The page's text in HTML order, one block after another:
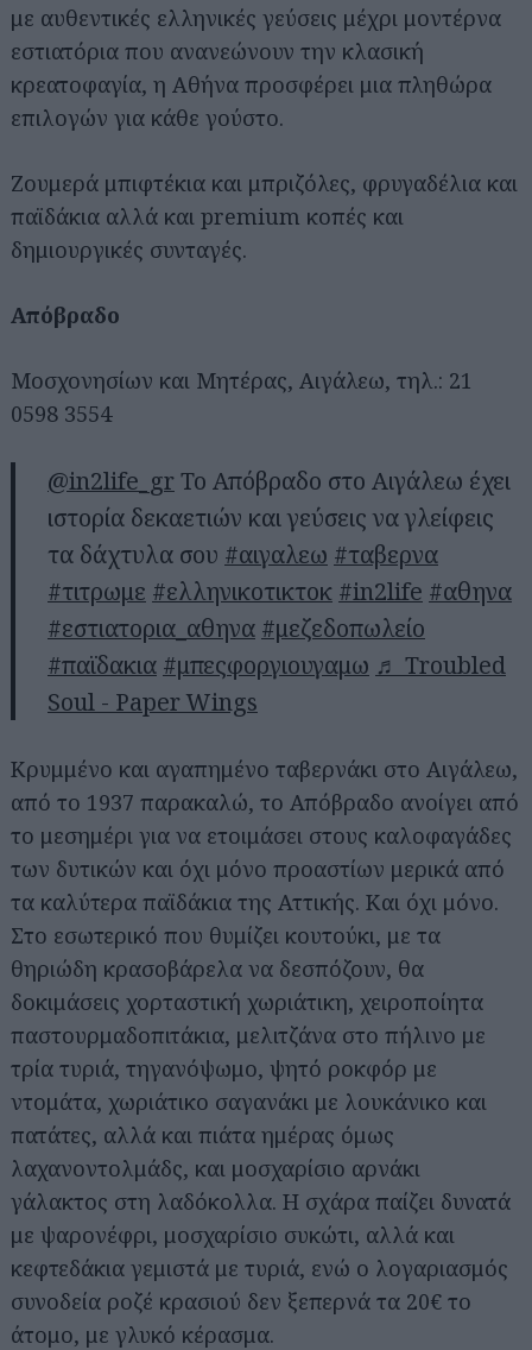
με αυθεντικές ελληνικές γεύσεις μέχρι μοντέρνα
εστιατόρια που ανανεώνουν την κλασική
κρεατοφαγία, η Αθήνα προσφέρει μια πληθώρα
επιλογών για κάθε γούστο.
Ζουμερά μπιφτέκια και μπριζόλες, φρυγαδέλια και
παϊδάκια αλλά και premium κοπές και
δημιουργικές συνταγές.
Απόβραδο
Μοσχονησίων και Μητέρας, Αιγάλεω, τηλ.: 21
0598 3554
@in2life_grΤο Απόβραδο στο Αιγάλεω έχει
ιστορία δεκαετιών και γεύσεις να γλείφεις
τα δάχτυλα σου #αιγαλεω #ταβερνα
#τιτρωμε #ελληνικοτικτοκ #in2life #αθηνα
#εστιατορια_αθηνα #μεζεδοπωλείο
#παϊδακια #μπεςφοργιουγαμω ♬ Troubled
Soul - Paper Wings
Κρυμμένο και αγαπημένο ταβερνάκι στο Αιγάλεω,
από το 1937 παρακαλώ, το Απόβραδο ανοίγει από
το μεσημέρι για να ετοιμάσει στους καλοφαγάδες
των δυτικών και όχι μόνο προαστίων μερικά από
τα καλύτερα παϊδάκια της Αττικής. Και όχι μόνο.
Στο εσωτερικό που θυμίζει κουτούκι, με τα
θηριώδη κρασοβάρελα να δεσπόζουν, θα
δοκιμάσεις χορταστική χωριάτικη, χειροποίητα
παστουρμαδοπιτάκια, μελιτζάνα στο πήλινο με
τρία τυριά, τηγανόψωμο, ψητό ροκφόρ με
ντομάτα, χωριάτικο σαγανάκι με λουκάνικο και
πατάτες, αλλά και πιάτα ημέρας όμως
λαχανοντολμάδς, και μοσχαρίσιο αρνάκι
γάλακτος στη λαδόκολλα. Η σχάρα παίζει δυνατά
με ψαρονέφρι, μοσχαρίσιο συκώτι, αλλά και
κεφτεδάκια γεμιστά με τυριά, ενώ ο λογαριασμός
συνοδεία ροζέ κρασιού δεν ξεπερνά τα 20€ το
άτομο, με γλυκό κέρασμα.